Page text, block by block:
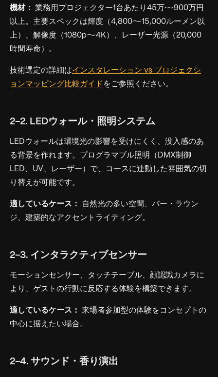
機材：
業務用プロジェクター1台あたり45万〜900万円
以上。主要スペックは輝度（4,800〜15,000ルーメン以
上）、解像度（1080p〜4K）、レーザー光源（20,000
時間寿命）。
技術選定の詳細はインスタレーション vs プロジェクシ
ョンマッピング比較ガイド をご参照ください。
2-2. LEDウォール・照明システム
LEDウォールは環境光の影響を受けにくく、没入感のあ
る背景を作れます。プログラマブル照明（DMX制御
LED、UV、レーザー）で、コースに連動した雰囲気の切
り替えが可能です。
適しているケース：
自然光の多い空間、バー・ラウン
ジ、建築的なアクセントライティング。
2-3. インタラクティブセンサー
モーションセンサー、タッチテーブル、顔認識カメラに
より、ゲストの行動に反応する体験を構築できます。
適しているケース：
来場者参加型の体験をコンセプトの
中心に据えたい場合。
2-4. サウンド・香り演出